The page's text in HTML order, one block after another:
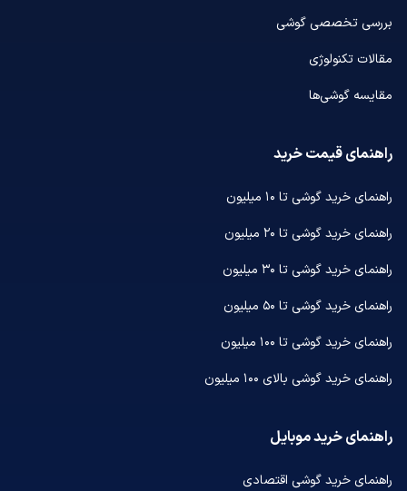
بررسی تخصصی گوشی
مقالات تکنولوژی
مقایسه گوشی‌ها
راهنمای قیمت خرید
راهنمای خرید گوشی تا ۱۰ میلیون
راهنمای خرید گوشی تا ۲۰ میلیون
راهنمای خرید گوشی تا ۳۰ میلیون
راهنمای خرید گوشی تا ۵۰ میلیون
راهنمای خرید گوشی تا ۱۰۰ میلیون
راهنمای خرید گوشی بالای ۱۰۰ میلیون
راهنمای خرید موبایل
راهنمای خرید گوشی اقتصادی